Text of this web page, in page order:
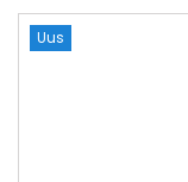
Uus